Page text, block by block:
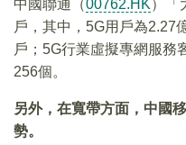
中國聯通（00762.HK）「
戶，其中，5G用戶為2.27
戶；5G行業虛擬專網服務
256個。
另外，在寬帶方面，中國
勢。